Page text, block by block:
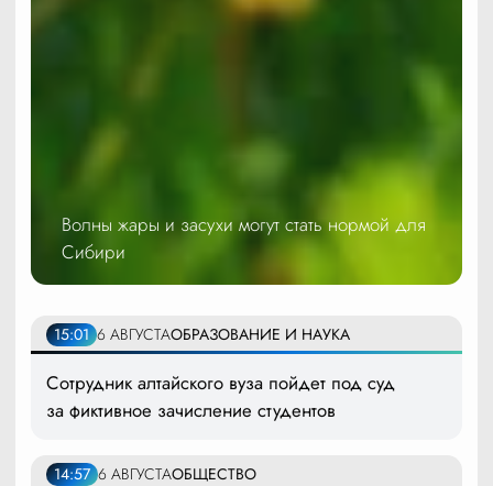
Волны жары и засухи могут стать нормой для
Сибири
15:01 6 АВГУСТАОБРАЗОВАНИЕ И НАУКА
Сотрудник алтайского вуза пойдет под суд
за фиктивное зачисление студентов
14:57 6 АВГУСТАОБЩЕСТВО